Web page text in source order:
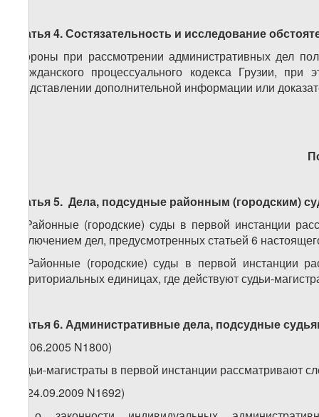
Статья 4. Состязательность и исследование
Стороны при рассмотрении административных дел
Гражданского процессуального кодекса Грузии,
представлении дополнительной информации или
Статья 5. Дела, подсудные районным (городским)
1. Районные (городские) суды в первой инстанции
исключением дел, предусмотренных статьей 6
2. Районные (городские) суды в первой инстанции
территориальных единицах, где действуют судьи-
Статья 6.Административные дела, подсудные
(24.06.2005 N1800)
Судьи-магистраты в первой инстанции рассматривают
а) (24.09.2009 N1692)